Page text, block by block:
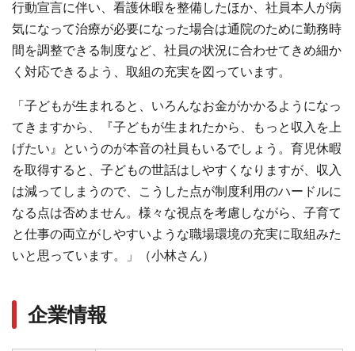
⾏動宣⾔に伴い、看護休暇を整備したほか、社員本⼈が病
気になって治療が必要になった場合は通院のために勤務時
間を調整できる制度など、社員の状況に合わせてきめ細か
く対応できるよう、取組の充実を図っています。
「⼦どもが⽣まれると、いろんなお⾦がかかるようになっ
てきますから、『⼦どもが⽣まれたから、もっと収⼊を上
げたい』というのが本⾳の社員もいるでしょう。育児休暇
を取得すると、子どもの世話はしやすくなりますが、収⼊
は減ってしまうので、こうした点が制度利用のハードルに
なる点は否めません。様々な視点を考慮しながら、⼦育て
と仕事の両⽴がしやすいような職場環境の充実に取組みた
いと思っています。」（小林さん）
企業情報